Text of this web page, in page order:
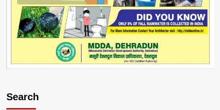
Search